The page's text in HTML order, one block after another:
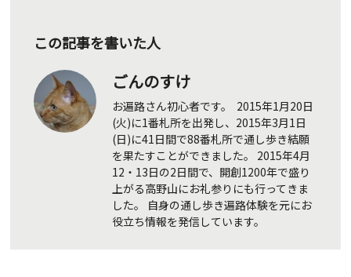
この記事を書いた人
ごんのすけ
お遍路さん初心者です。 2015年1月20日
(火)に1番札所を出発し、2015年3月1日
(日)に41日間で88番札所で通し歩き結願
を果たすことができました。 2015年4月
12・13日の2日間で、開創1200年で盛り
上がる高野山にお礼参りにも行ってきま
した。 自身の通し歩き遍路体験を元にお
役立ち情報を発信しています。